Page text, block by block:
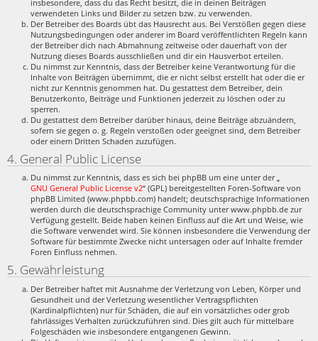
insbesondere, dass du das Recht besitzt, die in deinen Beiträgen
verwendeten Links und Bilder zu setzen bzw. zu verwenden.
Der Betreiber des Boards übt das Hausrecht aus. Bei Verstößen gegen diese
Nutzungsbedingungen oder anderer im Board veröffentlichten Regeln kann
der Betreiber dich nach Abmahnung zeitweise oder dauerhaft von der
Nutzung dieses Boards ausschließen und dir ein Hausverbot erteilen.
Du nimmst zur Kenntnis, dass der Betreiber keine Verantwortung für die
Inhalte von Beiträgen übernimmt, die er nicht selbst erstellt hat oder die er
nicht zur Kenntnis genommen hat. Du gestattest dem Betreiber, dein
Benutzerkonto, Beiträge und Funktionen jederzeit zu löschen oder zu
sperren.
Du gestattest dem Betreiber darüber hinaus, deine Beiträge abzuändern,
sofern sie gegen o. g. Regeln verstoßen oder geeignet sind, dem Betreiber
oder einem Dritten Schaden zuzufügen.
4. General Public License
Du nimmst zur Kenntnis, dass es sich bei phpBB um eine unter der „
GNU General Public License v2“ (GPL) bereitgestellten Foren-Software von
phpBB Limited (www.phpbb.com) handelt; deutschsprachige Informationen
werden durch die deutschsprachige Community unter www.phpbb.de zur
Verfügung gestellt. Beide haben keinen Einfluss auf die Art und Weise, wie
die Software verwendet wird. Sie können insbesondere die Verwendung der
Software für bestimmte Zwecke nicht untersagen oder auf Inhalte fremder
Foren Einfluss nehmen.
5. Gewährleistung
Der Betreiber haftet mit Ausnahme der Verletzung von Leben, Körper und
Gesundheit und der Verletzung wesentlicher Vertragspflichten
(Kardinalpflichten) nur für Schäden, die auf ein vorsätzliches oder grob
fahrlässiges Verhalten zurückzuführen sind. Dies gilt auch für mittelbare
Folgeschäden wie insbesondere entgangenen Gewinn.